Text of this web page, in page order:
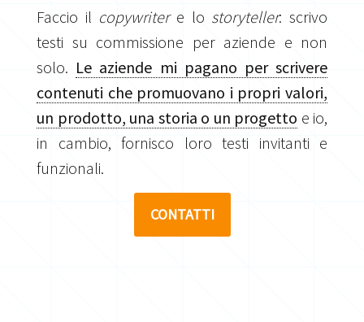
Faccio il copywritere lo storyteller: scrivo
testi su commissione per aziende e non
solo. Le aziende mi pagano per scrivere
contenuti che promuovano i propri valori,
un prodotto, una storia o un progetto e io,
in cambio, fornisco loro testi invitanti e
funzionali.
CONTATTI